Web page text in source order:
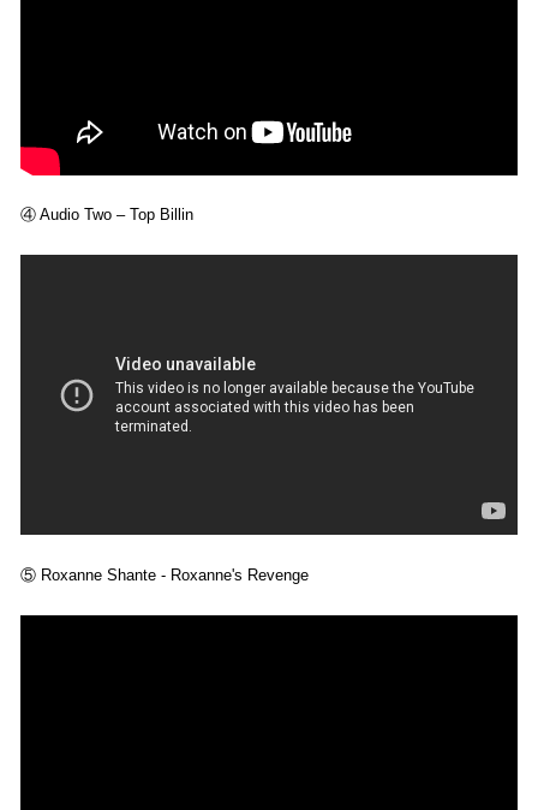
④ Audio Two – Top Billin
⑤ Roxanne Shante - Roxanne's Revenge